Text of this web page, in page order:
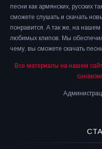
песни как армянских, русских
сможете слушать и скачать
понравится. А так же, на
любимых клипов. Мы
чему, вы сможете скачать
Все материалы на нашем